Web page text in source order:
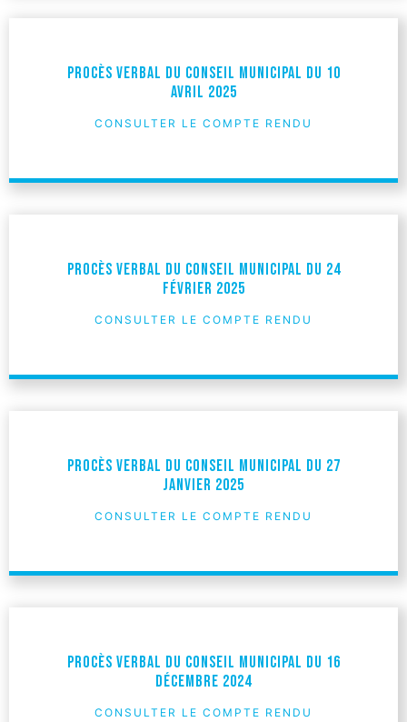
Procès verbal du Conseil Municipal du 10
avril 2025
CONSULTER LE COMPTE RENDU
Procès verbal du Conseil Municipal du 24
février 2025
CONSULTER LE COMPTE RENDU
Procès verbal du Conseil Municipal du 27
janvier 2025
CONSULTER LE COMPTE RENDU
Procès verbal du Conseil Municipal du 16
décembre 2024
CONSULTER LE COMPTE RENDU